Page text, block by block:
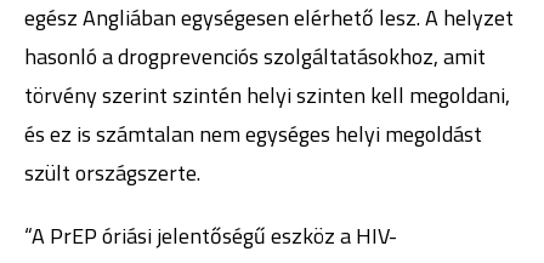
egész Angliában egységesen elérhető lesz. A helyzet
hasonló a drogprevenciós szolgáltatásokhoz, amit
törvény szerint szintén helyi szinten kell megoldani,
és ez is számtalan nem egységes helyi megoldást
szült országszerte.
“A PrEP óriási jelentőségű eszköz a HIV-